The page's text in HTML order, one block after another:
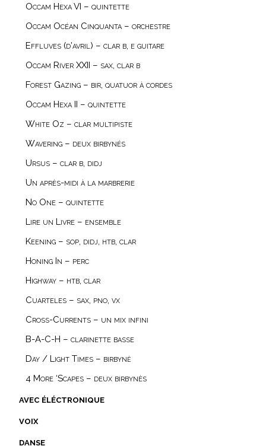
danse
voix
avec éléctronique
4 More ‘Scapes – deux birbynès
Day / Light Times – birbynė
B-A-C-H – clarinette basse
Cross-Currents – un mix infini
Cuarteles – sax, pno, vx
Highway – htb, clar
Honing In – perc
Keening – sop, didj, htb, clar
Lire un Livre – ensemble
No One – quintette
Un après-midi à la marbrerie
Ursus – clar b, didj
Wavering – deux birbynés
White Oz – clar multipiste
Occam Hexa II – quintette
Forest Gazing – bir, quatuor à cordes
Occam River XXII – sax, clar b
Effluves (d’avril) – clar b, e guitare
Occam Océan Cinquanta – orchestre
Occam Hexa VI – quintette